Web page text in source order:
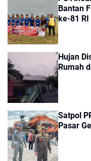
Bantan
ke-81
Hujan
Rumah
Satpol
Pasar